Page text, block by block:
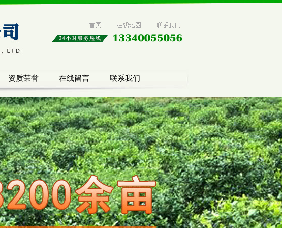
资质荣誉 在线留言 联系我们